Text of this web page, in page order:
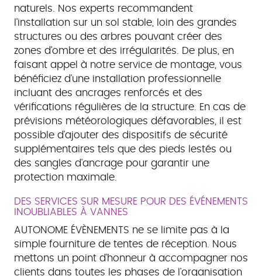
naturels. Nos experts recommandent
l'installation sur un sol stable, loin des grandes
structures ou des arbres pouvant créer des
zones d'ombre et des irrégularités. De plus, en
faisant appel à notre service de montage, vous
bénéficiez d'une installation professionnelle
incluant des ancrages renforcés et des
vérifications régulières de la structure. En cas de
prévisions météorologiques défavorables, il est
possible d'ajouter des dispositifs de sécurité
supplémentaires tels que des pieds lestés ou
des sangles d'ancrage pour garantir une
protection maximale.
DES SERVICES SUR MESURE POUR DES ÉVÉNEMENTS
INOUBLIABLES À VANNES
AUTONOME ÉVÈNEMENTS ne se limite pas à la
simple fourniture de tentes de réception. Nous
mettons un point d'honneur à accompagner nos
clients dans toutes les phases de l'organisation